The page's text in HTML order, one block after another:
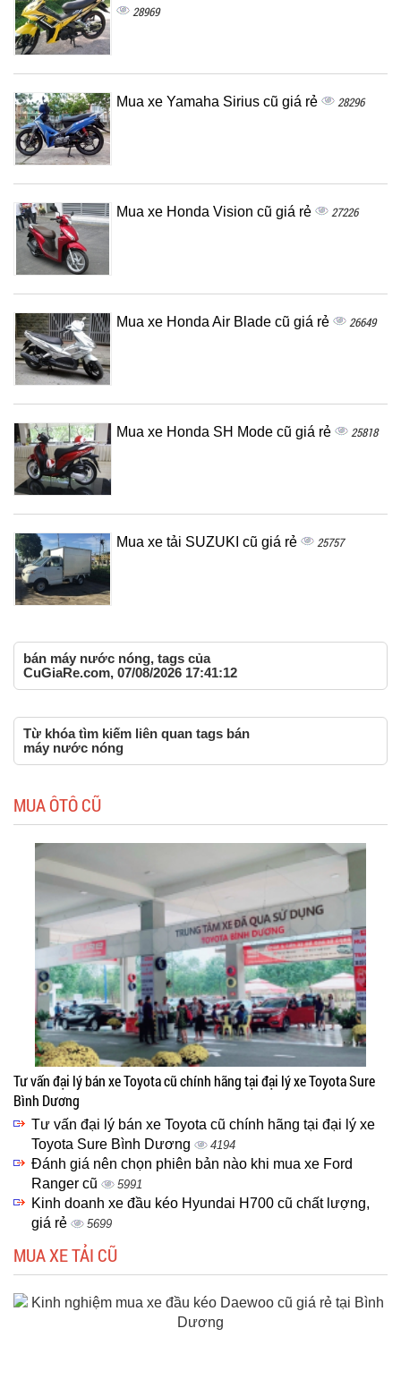
28969
Mua xe Yamaha Sirius cũ giá rẻ 28296
Mua xe Honda Vision cũ giá rẻ 27226
Mua xe Honda Air Blade cũ giá rẻ 26649
Mua xe Honda SH Mode cũ giá rẻ 25818
Mua xe tải SUZUKI cũ giá rẻ 25757
bán máy nước nóng, tags của
CuGiaRe.com, 07/08/2026 17:41:12
Từ khóa tìm kiếm liên quan tags bán
máy nước nóng
MUA ÔTÔ CŨ
Tư vấn đại lý bán xe Toyota cũ chính hãng tại đại lý xe Toyota Sure
Bình Dương
Tư vấn đại lý bán xe Toyota cũ chính hãng tại đại lý xe
Toyota Sure Bình Dương
4194
Đánh giá nên chọn phiên bản nào khi mua xe Ford
Ranger cũ
5991
Kinh doanh xe đầu kéo Hyundai H700 cũ chất lượng,
giá rẻ
5699
MUA XE TẢI CŨ